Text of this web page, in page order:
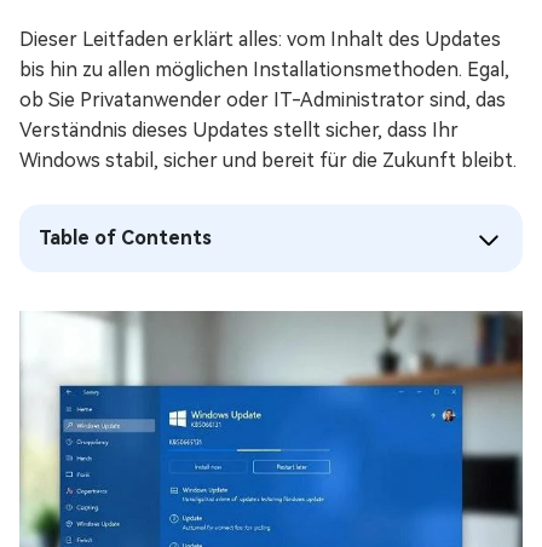
Dieser Leitfaden erklärt alles: vom Inhalt des Updates
bis hin zu allen möglichen Installationsmethoden. Egal,
ob Sie Privatanwender oder IT-Administrator sind, das
Verständnis dieses Updates stellt sicher, dass Ihr
Windows stabil, sicher und bereit für die Zukunft bleibt.
Table of Contents